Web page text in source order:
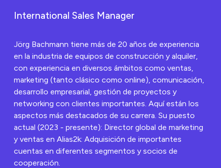
impulsado por IA de
Piko fue reconocido
en que se gestiona la
documentación de los
equipos de
construcción, lo que
subraya el papel de
liderazgo de nuestra
marca en este
espacio de rápida
evolución.
International Sales Manager
Jörg Bachmann tiene más de 20 años de experiencia
en la industria de equipos de construcción y alquiler,
con experiencia en diversos ámbitos como ventas,
marketing (tanto clásico como online), comunicación,
desarrollo empresarial, gestión de proyectos y
networking con clientes importantes. Aquí están los
aspectos más destacados de su carrera. Su puesto
actual (2023 - presente): Director global de marketing
y ventas en Alias2k: Adquisición de importantes
cuentas en diferentes segmentos y socios de
cooperación.